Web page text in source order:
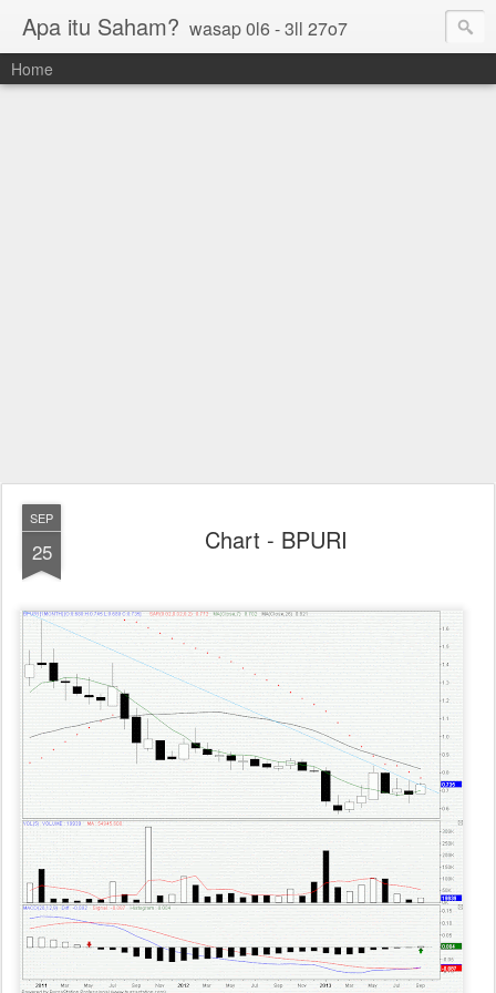
Apa itu Saham? wasap 0l6 - 3ll 27o7
Home
SEP
25 Chart - BPURI